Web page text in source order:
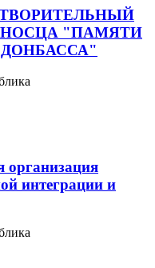
"ПАМЯТИ
организация
интеграции и